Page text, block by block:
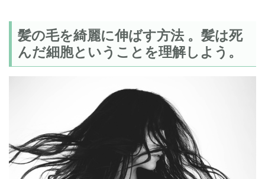
髪の毛を綺麗に伸ばす方法 。髪は死
んだ細胞ということを理解しよう。